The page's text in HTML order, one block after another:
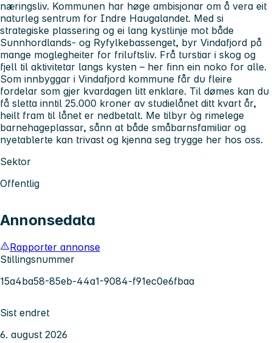
næringsliv. Kommunen har høge ambisjonar om å vera eit
naturleg sentrum for Indre Haugalandet. Med si
strategiske plassering og ei lang kystlinje mot både
Sunnhordlands- og Ryfylkebassenget, byr Vindafjord på
mange moglegheiter for friluftsliv. Frå turstiar i skog og
fjell til aktivitetar langs kysten – her finn ein noko for alle.
Som innbyggar i Vindafjord kommune får du fleire
fordelar som gjer kvardagen litt enklare. Til dømes kan du
få sletta inntil 25.000 kroner av studielånet ditt kvart år,
heilt fram til lånet er nedbetalt. Me tilbyr òg rimelege
barnehageplassar, sånn at både småbarnsfamiliar og
nyetablerte kan trivast og kjenna seg trygge her hos oss.
Sektor
Offentlig
Annonsedata
Rapporter annonse
Stillingsnummer
15a4ba58-85eb-44a1-9084-f91ec0e6fbaa
Sist endret
6. august 2026